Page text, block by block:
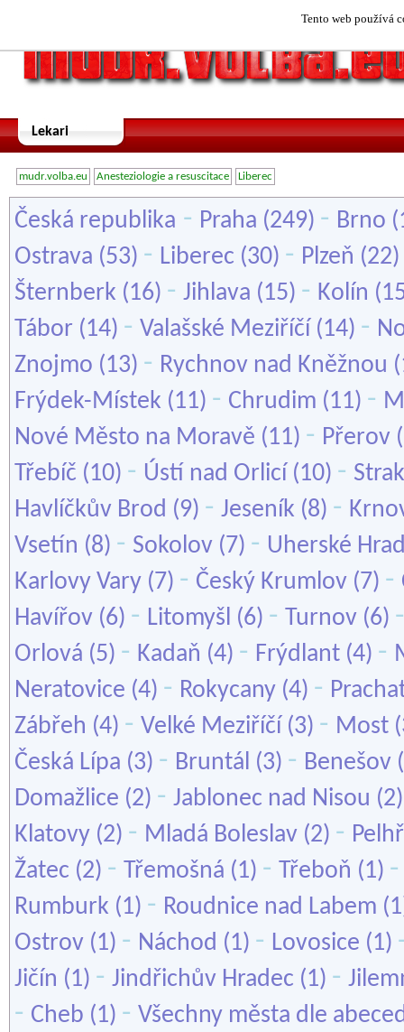
Tento web používá
Lekari
mudr.volba.eu Anesteziologie a resuscitace Liberec
Česká republika - Praha (249) - Brno
Ostrava (53) - Liberec (30) - Plzeň (22)
Šternberk (16) - Jihlava (15) - Kolín
Tábor (14) - Valašské Meziříčí (14) -
Znojmo (13) - Rychnov nad Kněžnou
Frýdek-Místek (11) - Chrudim (11) -
Nové Město na Moravě (11) - Přerov
Třebíč (10) - Ústí nad Orlicí (10) -
Havlíčkův Brod (9) - Jeseník (8) -
Vsetín (8) - Sokolov (7) - Uherské
Karlovy Vary (7) - Český Krumlov (7) -
Havířov (6) - Litomyšl (6) - Turnov (6)
Orlová (5) - Kadaň (4) - Frýdlant (4) -
Neratovice (4) - Rokycany (4) -
Zábřeh (4) - Velké Meziříčí (3) - Most
Česká Lípa (3) - Bruntál (3) - Benešov
Domažlice (2) - Jablonec nad Nisou
Klatovy (2) - Mladá Boleslav (2) -
Žatec (2) - Třemošná (1) - Třeboň (1)
Rumburk (1) - Roudnice nad Labem
Ostrov (1) - Náchod (1) - Lovosice (1)
Jičín (1) - Jindřichův Hradec (1) -
- Cheb (1) - Všechny města dle